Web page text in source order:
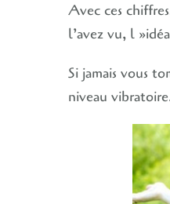
Avec ces
l’avez vu, l
Si jamais vous
niveau